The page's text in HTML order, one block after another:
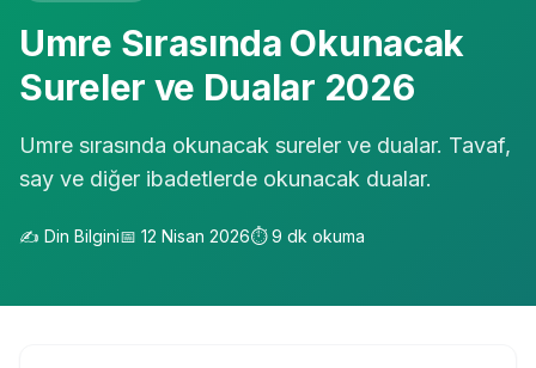
Umre Sırasında Okunacak
Sureler ve Dualar 2026
Umre sırasında okunacak sureler ve dualar. Tavaf,
say ve diğer ibadetlerde okunacak dualar.
✍️ Din Bilgini📅 12 Nisan 2026⏱️9 dk okuma